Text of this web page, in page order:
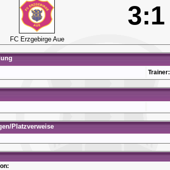
3:1
FC Erzgebirge Aue
Trainer:
Platzverweise